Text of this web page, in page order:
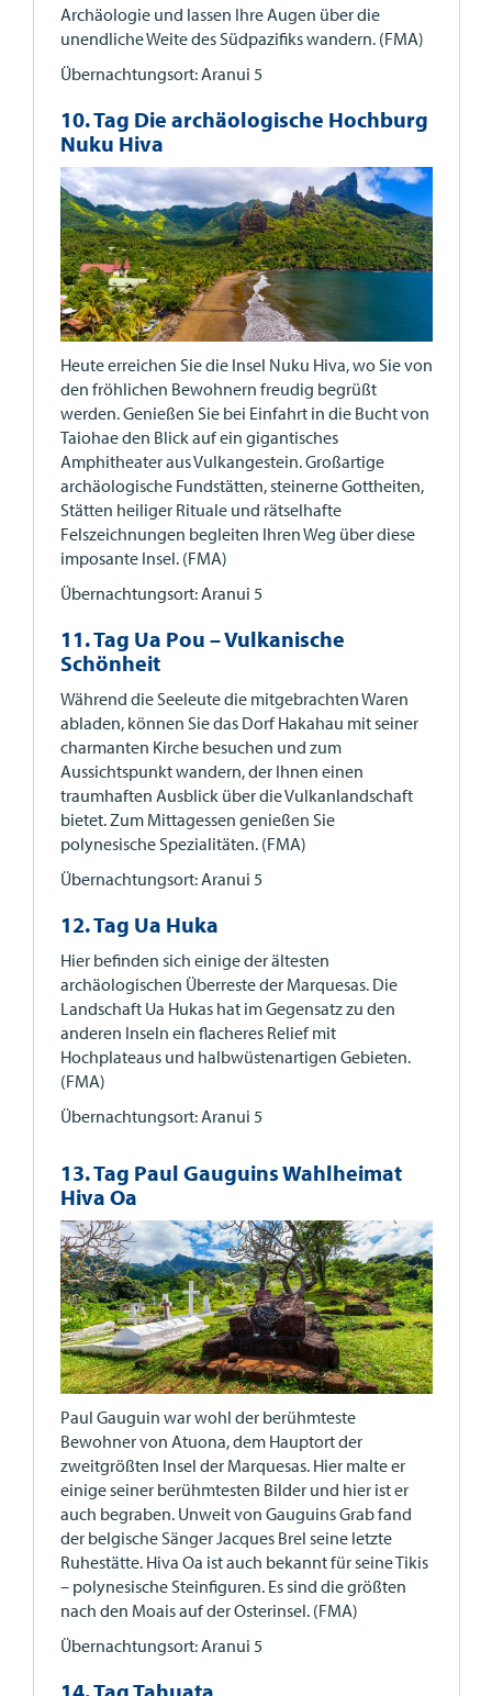
Archäologie und lassen Ihre Augen über die
unendliche Weite des Südpazifiks wandern. (FMA)
Übernachtungsort: Aranui 5
10. Tag Die archäologische Hochburg
Nuku Hiva
Heute erreichen Sie die Insel Nuku Hiva, wo Sie von
den fröhlichen Bewohnern freudig begrüßt
werden. Genießen Sie bei Einfahrt in die Bucht von
Taiohae den Blick auf ein gigantisches
Amphitheater aus Vulkangestein. Großartige
archäologische Fundstätten, steinerne Gottheiten,
Stätten heiliger Rituale und rätselhafte
Felszeichnungen begleiten Ihren Weg über diese
imposante Insel. (FMA)
Übernachtungsort: Aranui 5
11. Tag Ua Pou – Vulkanische
Schönheit
Während die Seeleute die mitgebrachten Waren
abladen, können Sie das Dorf Hakahau mit seiner
charmanten Kirche besuchen und zum
Aussichtspunkt wandern, der Ihnen einen
traumhaften Ausblick über die Vulkanlandschaft
bietet. Zum Mittagessen genießen Sie
polynesische Spezialitäten. (FMA)
Übernachtungsort: Aranui 5
12. Tag Ua Huka
Hier befinden sich einige der ältesten
archäologischen Überreste der Marquesas. Die
Landschaft Ua Hukas hat im Gegensatz zu den
anderen Inseln ein flacheres Relief mit
Hochplateaus und halbwüstenartigen Gebieten.
(FMA)
Übernachtungsort: Aranui 5
13. Tag Paul Gauguins Wahlheimat
Hiva Oa
Paul Gauguin war wohl der berühmteste
Bewohner von Atuona, dem Hauptort der
zweitgrößten Insel der Marquesas. Hier malte er
einige seiner berühmtesten Bilder und hier ist er
auch begraben. Unweit von Gauguins Grab fand
der belgische Sänger Jacques Brel seine letzte
Ruhestätte. Hiva Oa ist auch bekannt für seine Tikis
– polynesische Steinfiguren. Es sind die größten
nach den Moais auf der Osterinsel. (FMA)
Übernachtungsort: Aranui 5